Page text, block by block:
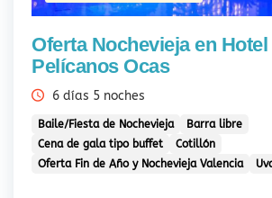
Oferta Nochevieja en
Pelícanos Ocas
6 días 5 noches
Baile/Fiesta de Nochevieja
Barra libre
Cena de gala tipo buffet
Cotillón
Oferta Fin de Año y Nochevieja Valencia